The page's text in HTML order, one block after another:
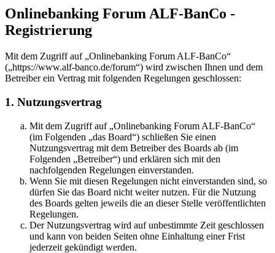
Onlinebanking Forum ALF-BanCo -
Registrierung
Mit dem Zugriff auf „Onlinebanking Forum ALF-BanCo“
(„https://www.alf-banco.de/forum“) wird zwischen Ihnen und dem
Betreiber ein Vertrag mit folgenden Regelungen geschlossen:
1. Nutzungsvertrag
Mit dem Zugriff auf „Onlinebanking Forum ALF-BanCo“
(im Folgenden „das Board“) schließen Sie einen
Nutzungsvertrag mit dem Betreiber des Boards ab (im
Folgenden „Betreiber“) und erklären sich mit den
nachfolgenden Regelungen einverstanden.
Wenn Sie mit diesen Regelungen nicht einverstanden sind, so
dürfen Sie das Board nicht weiter nutzen. Für die Nutzung
des Boards gelten jeweils die an dieser Stelle veröffentlichten
Regelungen.
Der Nutzungsvertrag wird auf unbestimmte Zeit geschlossen
und kann von beiden Seiten ohne Einhaltung einer Frist
jederzeit gekündigt werden.